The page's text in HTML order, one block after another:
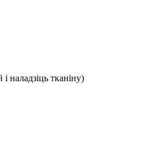
наладзіць тканіну)